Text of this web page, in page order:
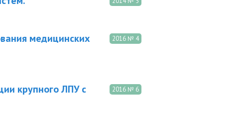
2016 № 4
медицинских
2016 № 6
крупного ЛПУ с